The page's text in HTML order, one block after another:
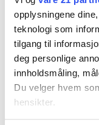
opplysningene
teknologi som
tilgang til
deg personlige
innholdsmåling,
Du velger hvem
hensikter.
Flere